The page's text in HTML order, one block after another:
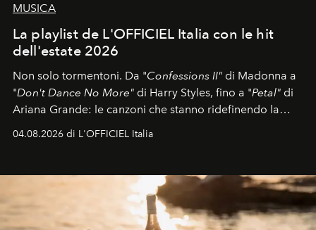
MUSICA
La playlist de L'OFFICIEL Italia con le hit
dell'estate 2026
Non solo tormentoni. Da "Confessions II" di Madonna a
"Don't Dance No More" di Harry Styles, fino a "Petal" di
Ariana Grande: le canzoni che stanno ridefinendo la
colonna sonora della stagione.
04.08.2026 di L'OFFICIEL Italia